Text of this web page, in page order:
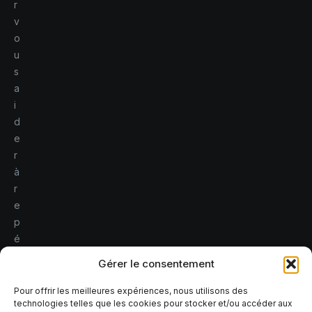
Gérer le consentement
Pour offrir les meilleures expériences, nous utilisons des
technologies telles que les cookies pour stocker et/ou accéder aux
r
v
o
u
s
a
i
d
e
r
à
r
e
p
é
r
l